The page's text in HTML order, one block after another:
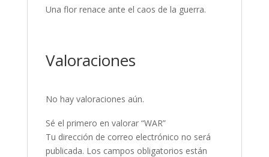
Una flor renace ante el caos de la guerra.
Valoraciones
No hay valoraciones aún.
Sé el primero en valorar “WAR”
Tu dirección de correo electrónico no será
publicada. Los campos obligatorios están